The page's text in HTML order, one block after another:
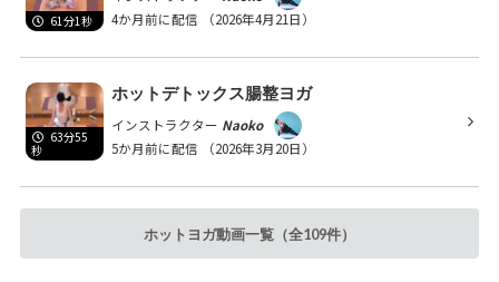
61分1秒
4か月前に配信
（2026年4月21日）
63分55
秒
ホットデトックス腸整ヨガ
インストラクター Naoko
5か月前に配信
（2026年3月20日）
ホットヨガ動画一覧（全109件）